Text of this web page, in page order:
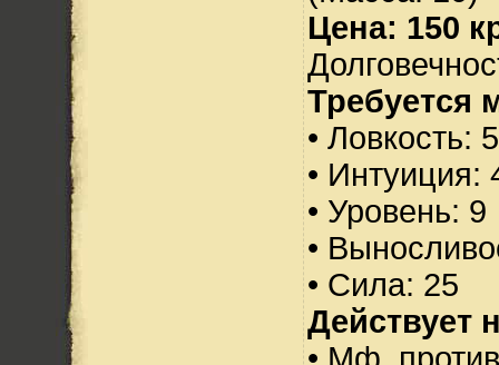
Цена: 150
Требуется
• Ловкость:
• Интуиция:
• Уровень: 9
•
• Сила: 25
Действует